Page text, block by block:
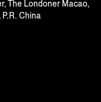
The Londoner Macao,
China